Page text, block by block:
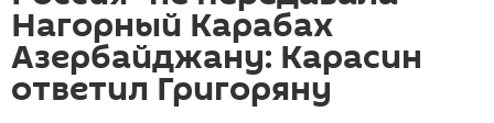
Нагорный Карабах
Азербайджану: Карасин
ответил Григоряну